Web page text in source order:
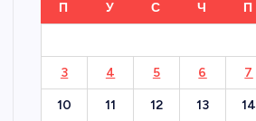
П У С Ч П
3 4 5 6 7
10 11 12 13 14